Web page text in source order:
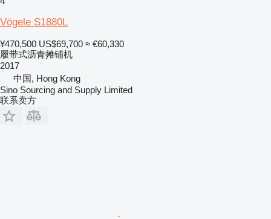
Vögele S1880L
¥470,500 US$69,700 ≈ €60,330
履带式沥青摊铺机
2017
中国, Hong Kong
Sino Sourcing and Supply Limited
联系卖方